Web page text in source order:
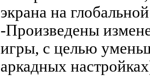
экрана на
-Произведены
игры, с целью
аркадных